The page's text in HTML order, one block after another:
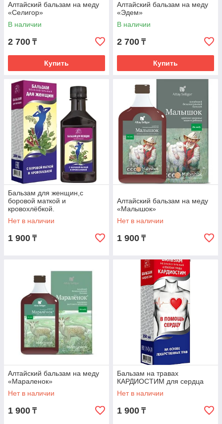
Алтайский бальзам на меду
«Селигор»
В наличии
2 700 ₸
Купить
Алтайский бальзам на меду
«Эдем»
В наличии
2 700 ₸
Купить
Бальзам для женщин,с
боровой маткой и
кровохлёбкой.
Нет в наличии
1 900 ₸
Алтайский бальзам на меду
«Малышок»
Нет в наличии
1 900 ₸
Алтайский бальзам на меду
«Мараленок»
Нет в наличии
1 900 ₸
Бальзам на травах
КАРДИОСТИМ для сердца
Нет в наличии
1 900 ₸